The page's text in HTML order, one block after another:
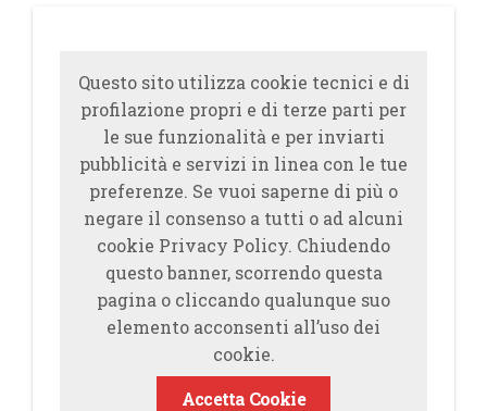
Questo sito utilizza cookie tecnici e di
profilazione propri e di terze parti per
le sue funzionalità e per inviarti
pubblicità e servizi in linea con le tue
preferenze. Se vuoi saperne di più o
negare il consenso a tutti o ad alcuni
cookie Privacy Policy. Chiudendo
questo banner, scorrendo questa
pagina o cliccando qualunque suo
elemento acconsenti all’uso dei
cookie.
Accetta Cookie